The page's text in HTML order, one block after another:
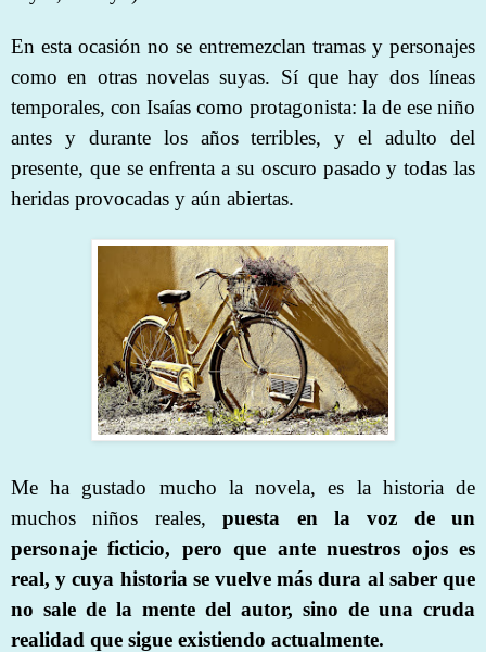
En esta ocasión no se entremezclan tramas y personajes
como en otras novelas suyas. Sí que hay dos líneas
temporales, con Isaías como protagonista: la de ese niño
antes y durante los años terribles, y el adulto del
presente, que se enfrenta a su oscuro pasado y todas las
heridas provocadas y aún abiertas.
Me ha gustado mucho la novela, es la historia de
muchos niños reales,puesta en la voz de un
personaje ficticio, pero que ante nuestros ojos es
real, y cuya historia se vuelve más dura al saber que
no sale de la mente del autor, sino de una cruda
realidad que sigue existiendo actualmente.